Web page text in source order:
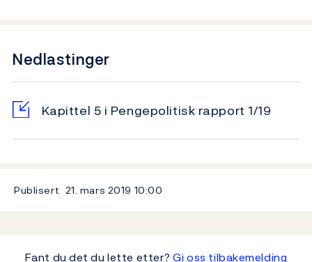
Nedlastinger
Kapittel 5 i Pengepolitisk rapport 1/19
Publisert 21. mars 2019 10:00
Fant du det du lette etter?Gi oss tilbakemelding